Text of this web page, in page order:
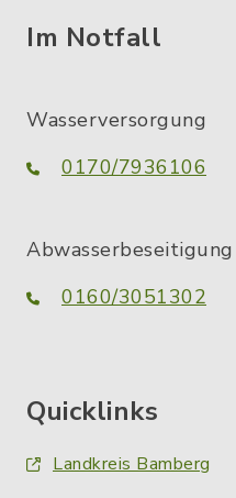
Im Notfall
Wasserversorgung
0170/7936106
Abwasserbeseitigung
0160/3051302
Quicklinks
Landkreis Bamberg